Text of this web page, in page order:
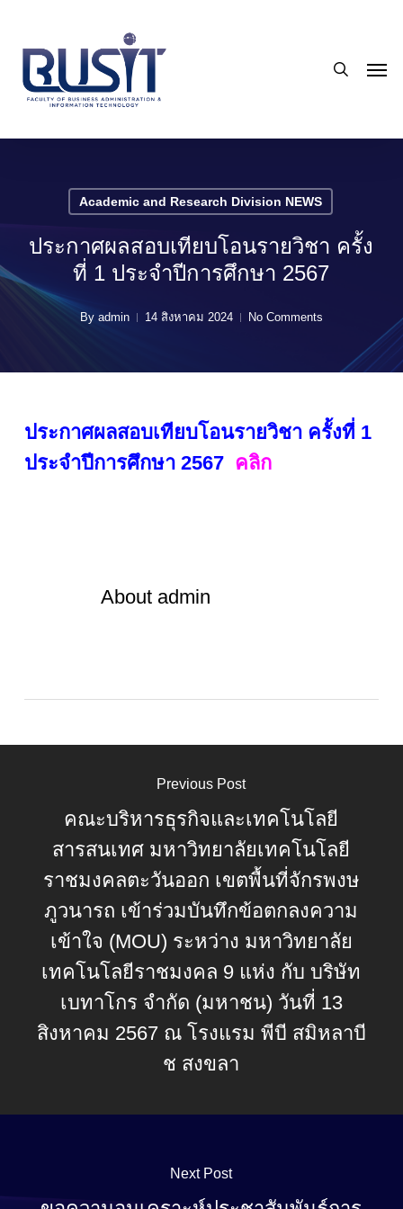
main
content
Academic and Research Division NEWS
ประกาศผลสอบเทียบโอนรายวิชา ครั้ง
ที่ 1 ประจำปีการศึกษา 2567
By admin 14 สิงหาคม 2024 No Comments
ประกาศผลสอบเทียบโอนรายวิชา ครั้งที่ 1
ประจำปีการศึกษา 2567 คลิก
Aboutadmin
Previous Post
คณะบริหารธุรกิจและเทคโนโลยี
สารสนเทศ มหาวิทยาลัยเทคโนโลยี
ราชมงคลตะวันออก เขตพื้นที่จักรพงษ
ภูวนารถ เข้าร่วมบันทึกข้อตกลงความ
เข้าใจ (MOU) ระหว่าง มหาวิทยาลัย
เทคโนโลยีราชมงคล 9 แห่ง กับ บริษัท
เบทาโกร จำกัด (มหาชน) วันที่ 13
สิงหาคม 2567 ณ โรงแรม พีบี สมิหลาบี
ช สงขลา
Next Post